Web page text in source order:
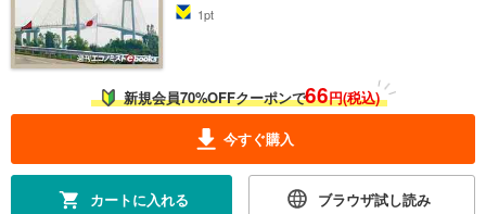
1pt
新規会員70%OFFクーポンで66円(税込)
今すぐ購入
カートに入れる ブラウザ試し読み